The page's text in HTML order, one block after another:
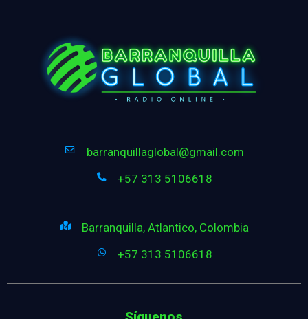
barranquillaglobal@gmail.com
+57 313 5106618
Barranquilla, Atlantico, Colombia
+57 313 5106618